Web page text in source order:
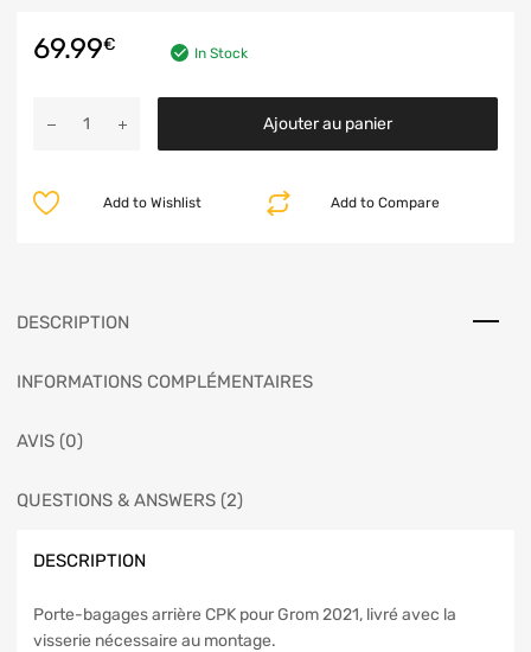
69.99€ In Stock
Ajouter au panier
Add to Compare
Add to Wishlist
DESCRIPTION
INFORMATIONS COMPLÉMENTAIRES
AVIS (0)
QUESTIONS & ANSWERS (2)
DESCRIPTION
Porte-bagages arrière CPK pour Grom 2021, livré avec la
visserie nécessaire au montage.